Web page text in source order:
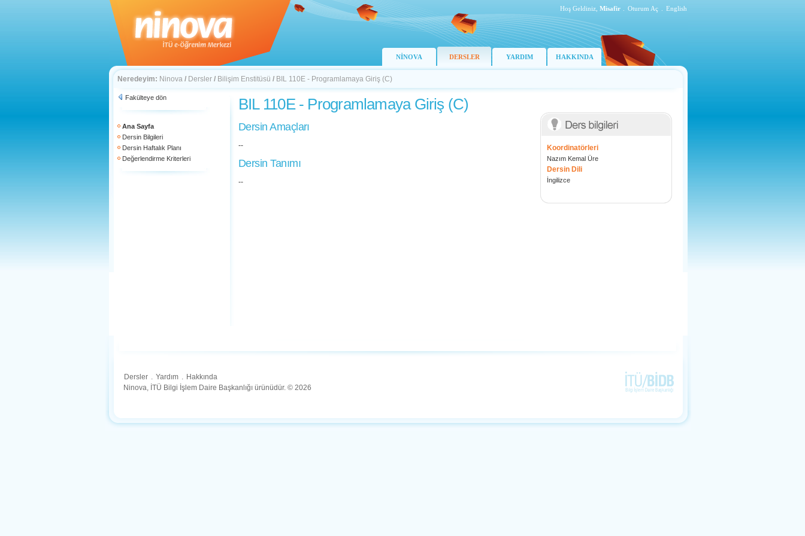
Hoş Geldiniz, Misafir Oturum Aç English
NİNOVA DERSLER YARDIM HAKKINDA
Neredeyim: Ninova / Dersler / Bilişim Enstitüsü / BIL 110E - Programlamaya Giriş (C)
Fakülteye dön
Ana Sayfa
Dersin Bilgileri
Dersin Haftalık Planı
Değerlendirme Kriterleri
BIL 110E - Programlamaya Giriş (C)
Dersin Amaçları
--
Dersin Tanımı
--
Koordinatörleri
Nazım Kemal Üre
Dersin Dili
İngilizce
Dersler . Yardım . Hakkında
Ninova, İTÜ Bilgi İşlem Daire Başkanlığı ürünüdür. © 2026